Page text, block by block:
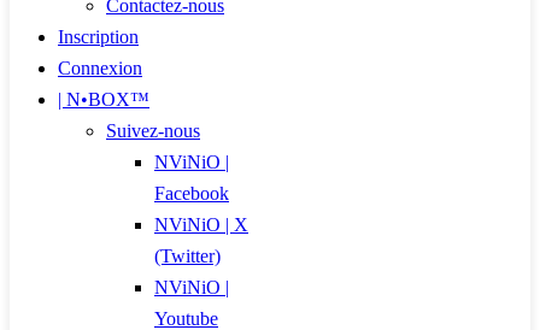
Contactez-nous
Inscription
Connexion
| N•BOX™
Suivez-nous
NViNiO |
Facebook
NViNiO | X
(Twitter)
NViNiO |
Youtube